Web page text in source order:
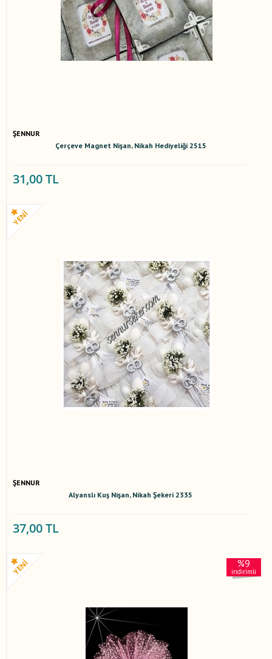
ŞENNUR
Çerçeve Magnet Nişan, Nikah Hediyeliği 2515
31,00 TL
ŞENNUR
Alyanslı Kuş Nişan, Nikah Şekeri 2335
37,00 TL
%9
indirimli